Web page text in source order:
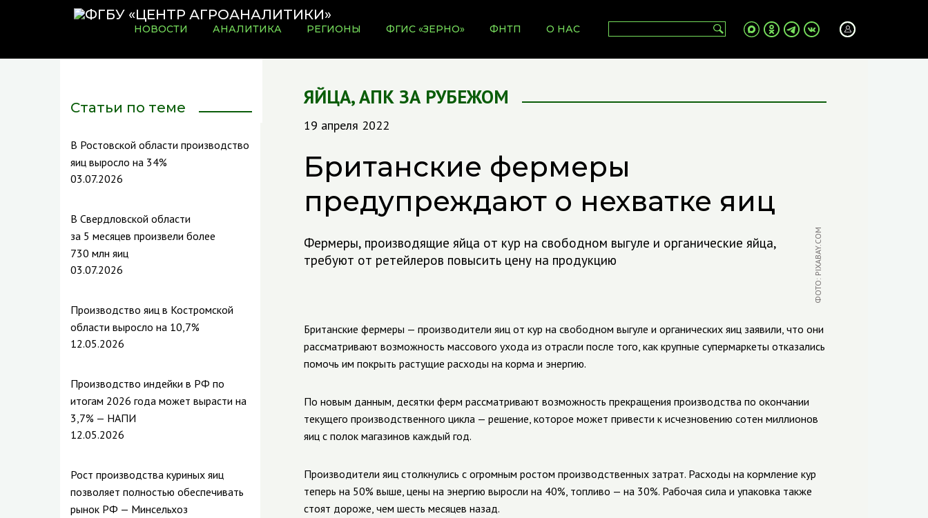
НОВОСТИ АНАЛИТИКА РЕГИОНЫ ФГИС «ЗЕРНО» ФНТП О НАС
Статьи по теме
В Ростовской области производство
яиц выросло на 34%
03.07.2026
В Свердловской области
за 5 месяцев произвели более
730 млн яиц
03.07.2026
Производство яиц в Костромской
области выросло на 10,7%
12.05.2026
Производство индейки в РФ по
итогам 2026 года может вырасти на
3,7% — НАПИ
12.05.2026
Рост производства куриных яиц
позволяет полностью обеспечивать
рынок РФ — Минсельхоз
ЯЙЦА,АПК ЗА РУБЕЖОМ
19 апреля 2022
Британские фермеры
предупреждают о нехватке яиц
Фермеры, производящие яйца от кур на свободном выгуле и органические яйца,
требуют от ретейлеров повысить цену на продукцию
ФОТО: PIXABAY.COM
Британские фермеры — производители яиц от кур на свободном выгуле и органических яиц заявили, что они
рассматривают возможность массового ухода из отрасли после того, как крупные супермаркеты отказались
помочь им покрыть растущие расходы на корма и энергию.
По новым данным, десятки ферм рассматривают возможность прекращения производства по окончании
текущего производственного цикла — решение, которое может привести к исчезновению сотен миллионов
яиц с полок магазинов каждый год.
Производители яиц столкнулись с огромным ростом производственных затрат. Расходы на кормление кур
теперь на 50% выше, цены на энергию выросли на 40%, топливо — на 30%. Рабочая сила и упаковка также
стоят дороже, чем шесть месяцев назад.